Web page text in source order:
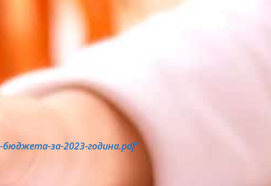
за-2023-година.pdf“